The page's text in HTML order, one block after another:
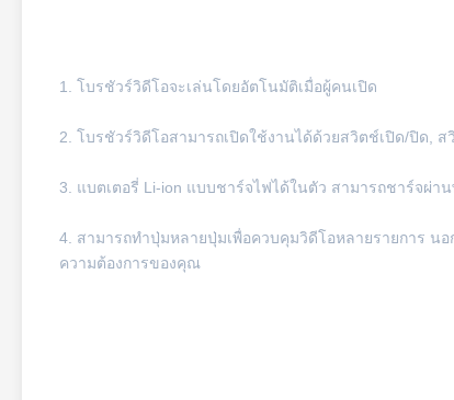
1. โบรชัวร์วิดีโอจะเล่นโดยอัตโนมัติเมื่อผู้คนเปิด
2. โบรชัวร์วิดีโอสามารถเปิดใช้งานได้ด้วยสวิตช์เปิด/ปิด, ส
3. แบตเตอรี่ Li-ion แบบชาร์จไฟได้ในตัว สามารถชาร์จผ่า
4. สามารถทำปุ่มหลายปุ่มเพื่อควบคุมวิดีโอหลายรายการ น
ความต้องการของคุณ